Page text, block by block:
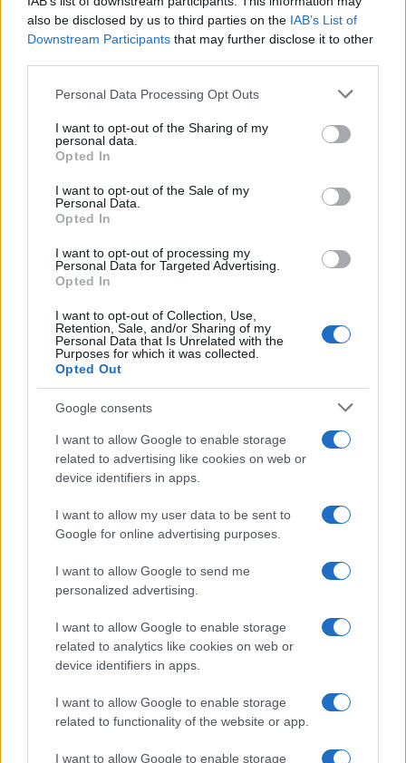
also be disclosed by us to third parties on the IAB’s List of
Downstream Participants that may further disclose it to other
Please note that this website/app uses one or more Google
not limited to your visit or usage behaviour. You may click to
grant or deny consent to Google and its third-party tags to
use your data for below specified purposes in below Google
consent section.
Personal Data Processing Opt Outs
I want to opt-out of the Sharing of my
personal data.
Opted In
I want to opt-out of the Sale of my
Personal Data.
Opted In
I want to opt-out of processing my
Personal Data for Targeted Advertising.
Opted In
I want to opt-out of Collection, Use,
Retention, Sale, and/or Sharing of my
Personal Data that Is Unrelated with the
Purposes for which it was collected.
Opted Out
Google consents
I want to allow Google to enable storage
related to advertising like cookies on web or
device identifiers in apps.
I want to allow my user data to be sent to
Google for online advertising purposes.
I want to allow Google to send me
personalized advertising.
I want to allow Google to enable storage
related to analytics like cookies on web or
device identifiers in apps.
I want to allow Google to enable storage
related to functionality of the website or app.
I want to allow Google to enable storage
natura.
AiAdhubMedia
Continua a leggere